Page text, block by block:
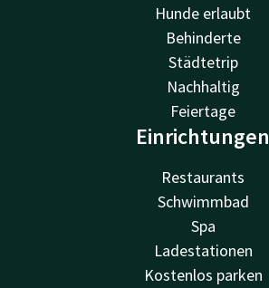
Hunde erlaubt
Behinderte
Städtetrip
Nachhaltig
Feiertage
Einrichtungen
Restaurants
Schwimmbad
Spa
Ladestationen
Kostenlos parken